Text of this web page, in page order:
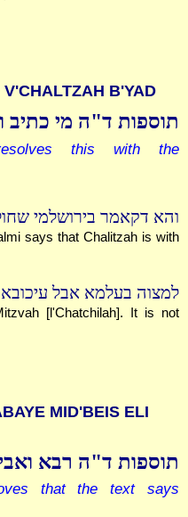
B'YAD
תוספות ד"ה מי כתיב
this with the
והא דקאמר בירושלמי
says that Chalitzah is with
למצוה בעלמא אבל
[l'Chatchilah]. It is not
MID'BEIS ELI
תוספות ד"ה רבא
that the text says